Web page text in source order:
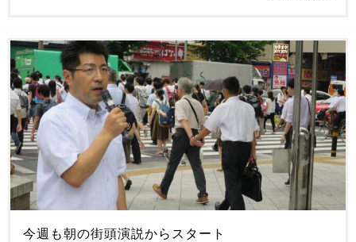
今週も朝の街頭演説からスタート